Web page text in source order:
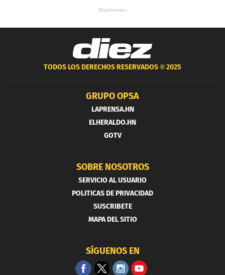
TODOS LOS DERECHOS RESERVADOS ®2025
GRUPO OPSA
LAPRENSA.HN
ELHERALDO.HN
GOTV
SOBRE NOSOTROS
SERVICIO AL USUARIO
POLITICAS DE PRIVACIDAD
SUSCRIBETE
MAPA DEL SITIO
SÍGUENOS EN